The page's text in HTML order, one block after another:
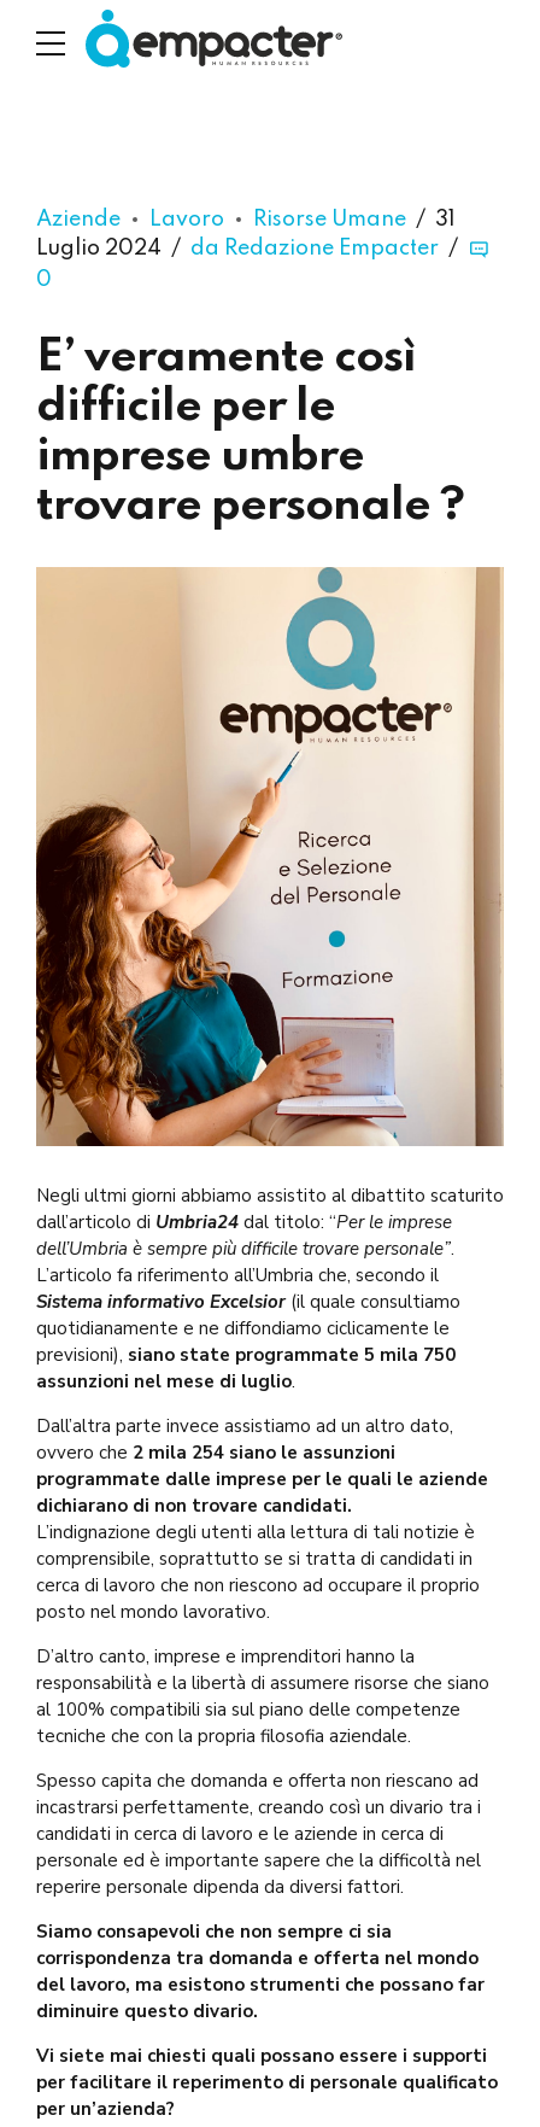
Aziende Lavoro Risorse Umane
31
Luglio 2024
da Redazione Empacter
0
E’ veramente così
difficile per le
imprese umbre
trovare personale ?
Negli ultmi giorni abbiamo assistito al dibattito scaturito
dall’articolo di Umbria24 dal titolo: “Per le imprese
dell’Umbria è sempre più difficile trovare personale”.
L’articolo fa riferimento all’Umbria che, secondo il
Sistema informativo Excelsior(il quale consultiamo
quotidianamente e ne diffondiamo ciclicamente le
previsioni), siano state programmate 5 mila 750
assunzioni nel mese di luglio.
Dall’altra parte invece assistiamo ad un altro dato,
ovvero che 2 mila 254 siano le assunzioni
programmate dalle imprese per le quali le aziende
dichiarano di non trovare candidati.
L’indignazione degli utenti alla lettura di tali notizie è
comprensibile, soprattutto se si tratta di candidati in
cerca di lavoro che non riescono ad occupare il proprio
posto nel mondo lavorativo.
D’altro canto, imprese e imprenditori hanno la
responsabilità e la libertà di assumere risorse che siano
al 100% compatibili sia sul piano delle competenze
tecniche che con la propria filosofia aziendale.
Spesso capita che domanda e offerta non riescano ad
incastrarsi perfettamente, creando così un divario tra i
candidati in cerca di lavoro e le aziende in cerca di
personale ed è importante sapere che la difficoltà nel
reperire personale dipenda da diversi fattori.
Siamo consapevoli che non sempre ci sia
corrispondenza tra domanda e offerta nel mondo
del lavoro, ma esistono strumenti che possano far
diminuire questo divario.
Vi siete mai chiesti quali possano essere i supporti
per facilitare il reperimento di personale qualificato
per un’azienda?